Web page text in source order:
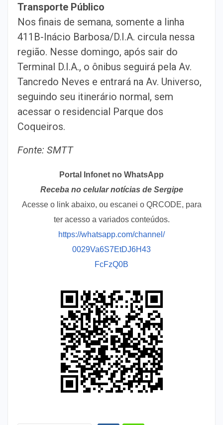
Transporte Público
Nos finais de semana, somente a linha
411B-Inácio Barbosa/D.I.A. circula nessa
região. Nesse domingo, após sair do
Terminal D.I.A., o ônibus seguirá pela Av.
Tancredo Neves e entrará na Av. Universo,
seguindo seu itinerário normal, sem
acessar o residencial Parque dos
Coqueiros.
Fonte: SMTT
Portal Infonet no WhatsApp
Receba no celular notícias de Sergipe
Acesse o link abaixo, ou escanei o QRCODE, para
ter acesso a variados conteúdos.
https://whatsapp.com/channel/
0029Va6S7EtDJ6H43
FcFzQ0B